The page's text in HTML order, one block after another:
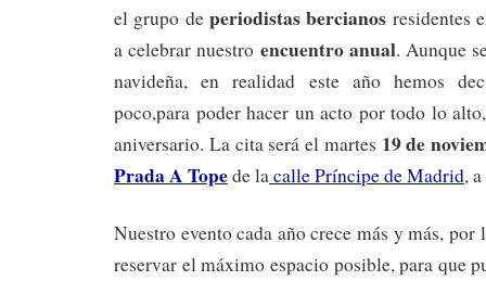
el grupo de periodistas bercianos residentes
a celebrar nuestro encuentro anual. Aunque
navideña, en realidad este año hemos
poco,para poder hacer un acto por todo lo
aniversario. La cita será el martes 19 de
Prada A Topede lacalle Príncipe de Madrid,
Nuestro evento cada año crece más y más,
reservar el máximo espacio posible, para que